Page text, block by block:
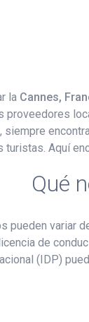
la Cannes,
proveedores
Aquí
Qué
pueden variar
de
(IDP)